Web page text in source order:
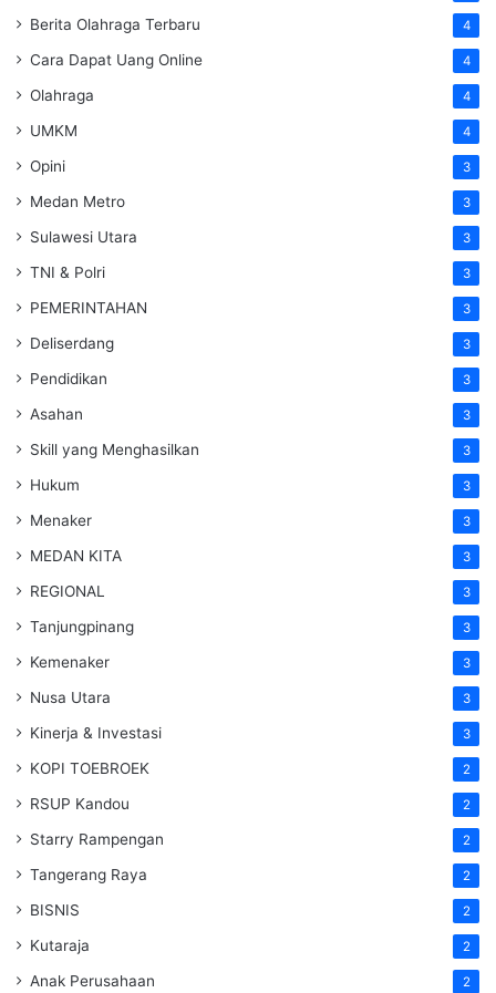
Berita Olahraga Terbaru 4
Cara Dapat Uang Online 4
Olahraga 4
UMKM 4
Opini 3
Medan Metro 3
Sulawesi Utara 3
TNI & Polri 3
PEMERINTAHAN 3
Deliserdang 3
Pendidikan 3
Asahan 3
Skill yang Menghasilkan 3
Hukum 3
Menaker 3
MEDAN KITA 3
REGIONAL 3
Tanjungpinang 3
Kemenaker 3
Nusa Utara 3
Kinerja & Investasi 3
KOPI TOEBROEK 2
RSUP Kandou 2
Starry Rampengan 2
Tangerang Raya 2
BISNIS 2
Kutaraja 2
Anak Perusahaan 2